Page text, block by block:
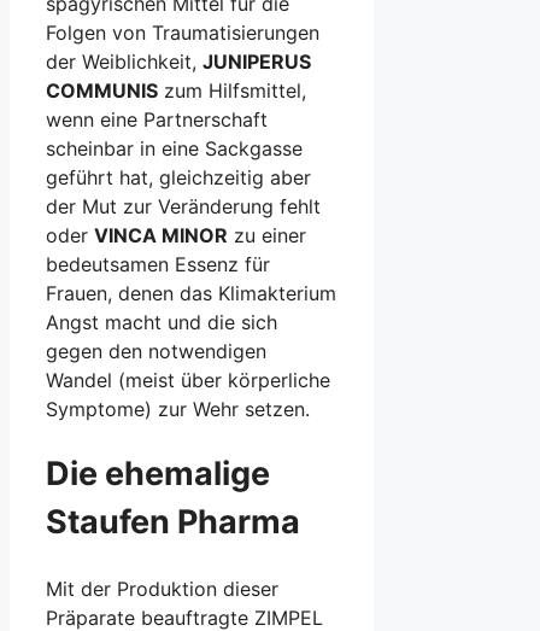
Folgen von Traumatisierungen
der Weiblichkeit, JUNIPERUS
COMMUNIS zum Hilfsmittel,
wenn eine Partnerschaft
scheinbar in eine Sackgasse
geführt hat, gleichzeitig aber
der Mut zur Veränderung fehlt
oder VINCA MINOR zu einer
bedeutsamen Essenz für
Frauen, denen das Klimakterium
Angst macht und die sich
gegen den notwendigen
Wandel (meist über körperliche
Symptome) zur Wehr setzen.
Die ehemalige
Staufen Pharma
Mit der Produktion dieser
Präparate beauftragte ZIMPEL